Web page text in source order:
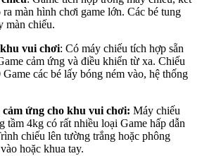
màn hình chơi game lớn. Các bé tung
màn chiếu.
vui chơi: Có máy chiếu tích hợp sẵn
cảm ứng và điều khiển từ xa. Chiếu
các bé lấy bóng ném vào, hệ thống
ứng cho khu vui chơi: Máy chiếu
tầm 4kg có rất nhiều loại Game hấp dẫn
chiếu lên tường trắng hoặc phông
hoặc khua tay.